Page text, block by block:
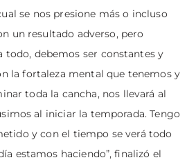
se nos presione más o incluso
un resultado adverso, pero
todo, debemos ser constantes y
la fortaleza mental que tenemos y
toda la cancha, nos llevará al
al iniciar la temporada. Tengo
y con el tiempo se verá todo
estamos haciendo”, finalizó el